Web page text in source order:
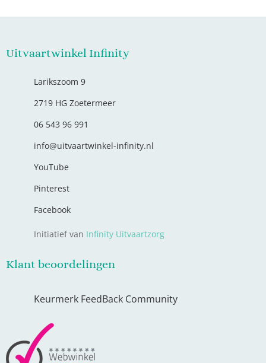
Uitvaartwinkel Infinity
Larikszoom 9
2719 HG Zoetermeer
06 543 96 991
info@uitvaartwinkel-infinity.nl
YouTube
Pinterest
Facebook
Initiatief van Infinity Uitvaartzorg
Klant beoordelingen
Keurmerk FeedBack Community